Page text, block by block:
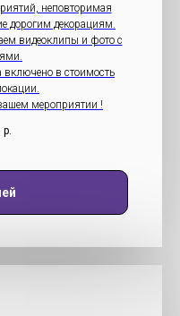
неповторимая
дорогим декорациям.
видеоклипы и фото с
включено в стоимость
мероприятии !
р.